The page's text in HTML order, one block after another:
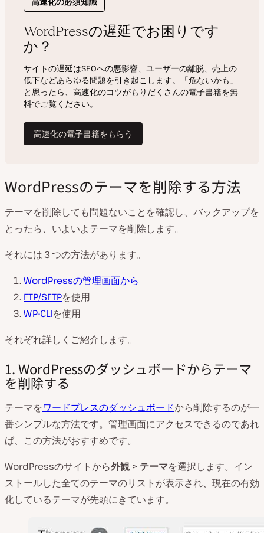
WordPressのテーマを削除する方法
テーマを削除しても問題ないことを確認し、バックアップを
とったら、いよいよテーマを削除します。
それには３つの方法があります。
WordPressの管理画面から
FTP/SFTPを使用
WP-CLIを使用
それぞれ詳しくご紹介します。
1. WordPressのダッシュボードからテーマ
を削除する
テーマをワードプレスのダッシュボードから削除するのが一
番シンプルな方法です。管理画面にアクセスできるのであれ
ば、この方法がおすすめです。
WordPressのサイトから外観> テーマを選択します。イン
ストールした全てのテーマのリストが表示され、現在の有効
化しているテーマが先頭にきています。